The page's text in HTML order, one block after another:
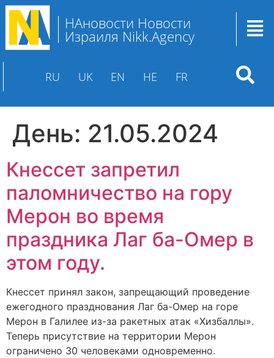
НАновости Новости
Израиля Nikk.Agency
RU UK EN HE FR
День: 21.05.2024
Кнессет запретил
паломничество на гору
Мерон во время
праздника Лаг ба-Омер в
этом году.
Кнессет принял закон, запрещающий проведение
ежегодного празднования Лаг ба-Омер на горе
Мерон в Галилее из-за ракетных атак «Хизбаллы».
Теперь присутствие на территории Мерон
ограничено 30 человеками одновременно.